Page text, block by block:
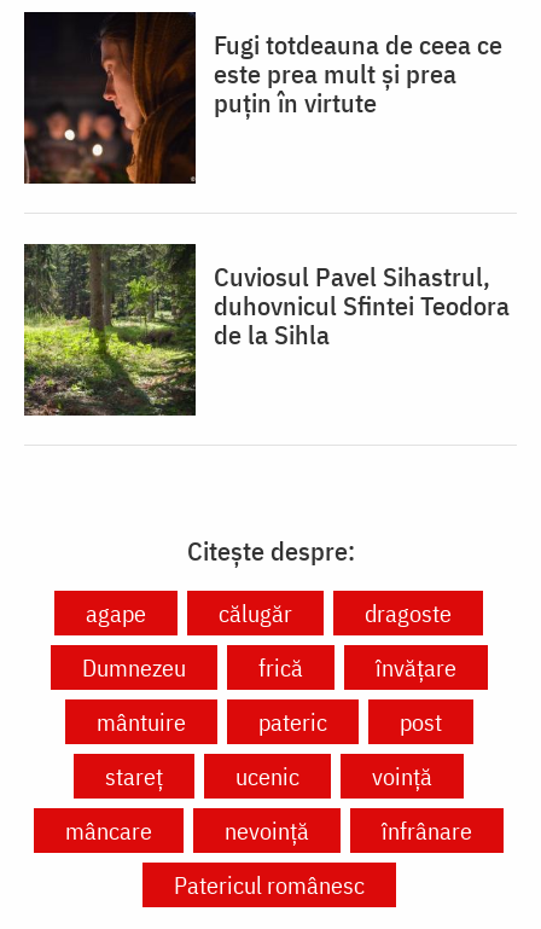
Fugi totdeauna de ceea ce
este prea mult și prea
puțin în virtute
Cuviosul Pavel Sihastrul,
duhovnicul Sfintei Teodora
de la Sihla
Citește despre:
agape călugăr
dragoste
Dumnezeu
frică
învățare
mântuire
pateric
post
stareț
ucenic
voință
mâncare
nevoință
înfrânare
Patericul românesc